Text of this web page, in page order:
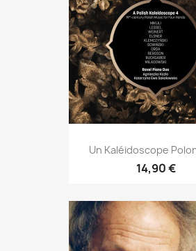
Un Kaléidoscope
14,90 €